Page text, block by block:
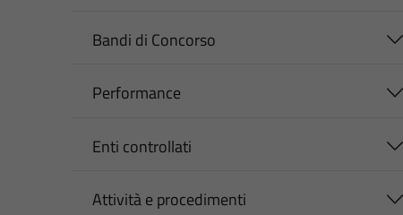
Bandi di Concorso
Performance
Enti controllati
Attività e procedimenti